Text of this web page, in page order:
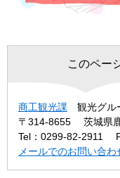
このペー
商工観光課
観光グル
〒314-8655
茨城県
Tel：0299-82-2911
メールでのお問い合わ